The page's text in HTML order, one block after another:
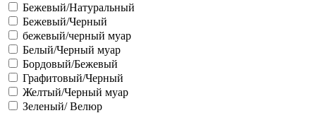
Бежевый/Натуральный
Бежевый/Черный
бежевый/черный муар
Белый/Черный муар
Бордовый/Бежевый
Графитовый/Черный
Желтый/Черный муар
Зеленый/ Велюр